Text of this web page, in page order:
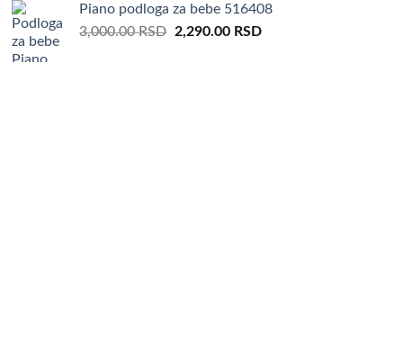
Piano podloga za bebe 516408
3,000.00RSD Original
2,290.00 RSDCurrent